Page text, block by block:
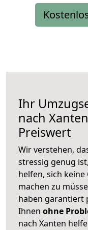
Ihr
nach Xanten
Preiswert
Wir verstehen,
stressig genug
helfen, sich
machen zu
haben garantiert
Ihnen ohne
nach Xanten